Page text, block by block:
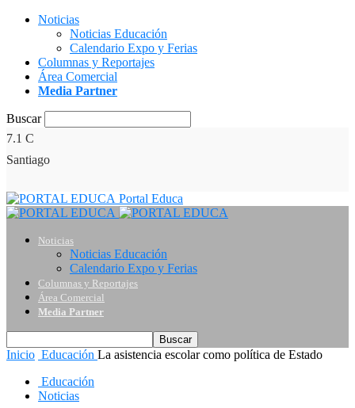
Noticias
Noticias Educación
Calendario Expo y Ferias
Columnas y Reportajes
Área Comercial
Media Partner
Buscar
7.1 C
Santiago
Portal Educa
Noticias
Noticias Educación
Calendario Expo y Ferias
Columnas y Reportajes
Área Comercial
Media Partner
Inicio Educación La asistencia escolar como política de Estado
Educación
Noticias